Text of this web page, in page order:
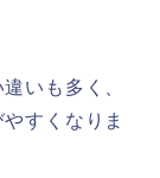
いも多く、
すくなりま